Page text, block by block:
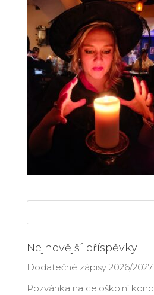
Nejnovější příspěvky
Dodatečné zápisy 2026/2027
Pozvánka na celoškolní